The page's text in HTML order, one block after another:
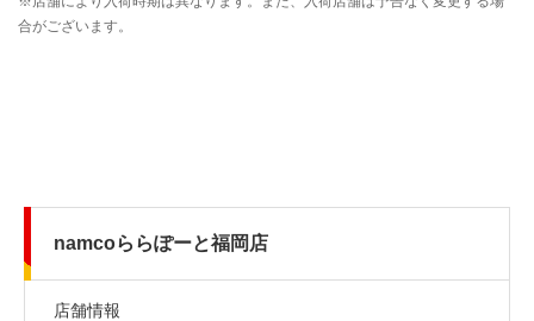
namcoららぽーと福岡店
店舗情報